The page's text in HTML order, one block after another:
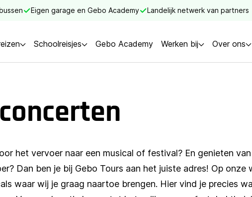
Eigen garage en Gebo Academy Landelijk netwerk van partners
Schoolreisjes Gebo Academy Werken bij Over ons
het vervoer naar een musical of festival? En genieten
Dan ben je bij Gebo Tours aan het juiste adres! Op onze
waar wij je graag naartoe brengen. Hier vind je precies